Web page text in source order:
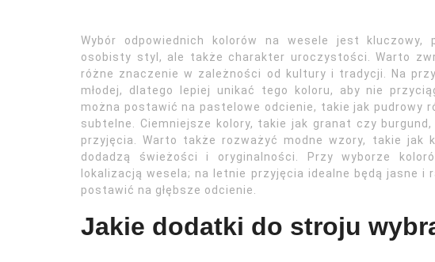
Wybór odpowiednich kolorów na wesele jest kluczowy,
osobisty styl, ale także charakter uroczystości. Warto
różne znaczenie w zależności od kultury i tradycji. Na
młodej, dlatego lepiej unikać tego koloru, aby nie
można postawić na pastelowe odcienie, takie jak pudrowy
subtelne. Ciemniejsze kolory, takie jak granat czy
przyjęcia. Warto także rozważyć modne wzory, takie jak
dodadzą świeżości i oryginalności. Przy wyborze
lokalizacją wesela; na letnie przyjęcia idealne będą jasne
postawić na głębsze odcienie.
Jakie dodatki do stroju